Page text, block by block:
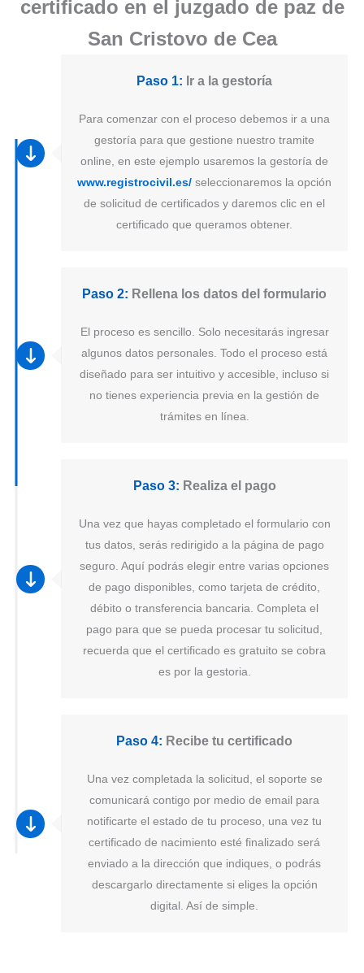
certificado en el juzgado de paz de
San Cristovo de Cea
Paso 1: Ir a la gestoría
Para comenzar con el proceso debemos ir a una
gestoría para que gestione nuestro tramite
online, en este ejemplo usaremos la gestoría de
www.registrocivil.es/ seleccionaremos la opción
de solicitud de certificados y daremos clic en el
certificado que queramos obtener.
Paso 2: Rellena los datos del formulario
El proceso es sencillo. Solo necesitarás ingresar
algunos datos personales. Todo el proceso está
diseñado para ser intuitivo y accesible, incluso si
no tienes experiencia previa en la gestión de
trámites en línea.
Paso 3: Realiza el pago
Una vez que hayas completado el formulario con
tus datos, serás redirigido a la página de pago
seguro. Aquí podrás elegir entre varias opciones
de pago disponibles, como tarjeta de crédito,
débito o transferencia bancaria. Completa el
pago para que se pueda procesar tu solicitud,
recuerda que el certificado es gratuito se cobra
es por la gestoria.
Paso 4: Recibe tu certificado
Una vez completada la solicitud, el soporte se
comunicará contigo por medio de email para
notificarte el estado de tu proceso, una vez tu
certificado de nacimiento esté finalizado será
enviado a la dirección que indiques, o podrás
descargarlo directamente si eliges la opción
digital. Así de simple.